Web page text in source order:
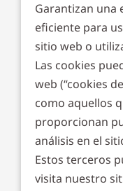
Garantizan una
eficiente para
sitio web o
Las cookies
web (“cookies
como aquellos
proporcionan
análisis en el
Estos terceros
visita nuestro